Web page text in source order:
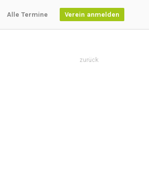
Alle Termine Verein anmelden
zurück